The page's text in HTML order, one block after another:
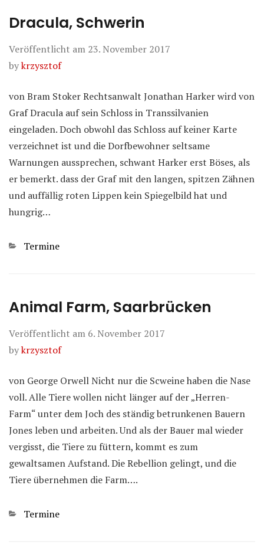
Dracula, Schwerin
Veröffentlicht am 23. November 2017
bykrzysztof
von Bram Stoker Rechtsanwalt Jonathan Harker wird von
Graf Dracula auf sein Schloss in Transsilvanien
eingeladen. Doch obwohl das Schloss auf keiner Karte
verzeichnet ist und die Dorfbewohner seltsame
Warnungen aussprechen, schwant Harker erst Böses, als
er bemerkt. dass der Graf mit den langen, spitzen Zähnen
und auffällig roten Lippen kein Spiegelbild hat und
hungrig…
Kategorien
Termine
Animal Farm, Saarbrücken
Veröffentlicht am 6. November 2017
bykrzysztof
von George Orwell Nicht nur die Scweine haben die Nase
voll. Alle Tiere wollen nicht länger auf der „Herren-
Farm“ unter dem Joch des ständig betrunkenen Bauern
Jones leben und arbeiten. Und als der Bauer mal wieder
vergisst, die Tiere zu füttern, kommt es zum
gewaltsamen Aufstand. Die Rebellion gelingt, und die
Tiere übernehmen die Farm….
Kategorien
Termine